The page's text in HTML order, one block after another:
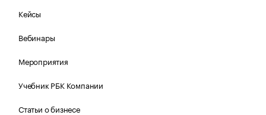
Кейсы
Вебинары
Мероприятия
Учебник РБК Компании
Статьи о бизнесе